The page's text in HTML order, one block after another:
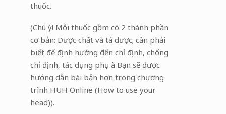
thuốc.
(Chú ý! Mỗi thuốc gồm có 2 thành phần
cơ bản: Dược chất và tá dược; cần phải
biết để định hướng đến chỉ định, chống
chỉ định, tác dụng phụ à Bạn sẽ được
hướng dẫn bài bản hơn trong chương
trình HUH Online (How to use your
head)).